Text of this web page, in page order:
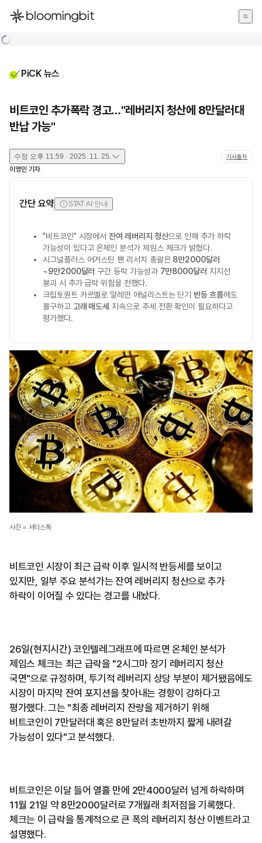
한국어
PiCK 뉴스
비트코인 추가폭락 경고…"레버리지 청산에 8만달러대
반납 가능"
수정 오후 11:59 · 2025. 11. 25. 기사출처
이영민 기자
간단 요약 STAT AI 안내
"비트코인" 시장에서잔여 레버리지 청산으로 인해 추가 하락
가능성이 있다고 온체인 분석가 제임스 체크가 밝혔다.
시그널플러스 어거스틴 팬 리서치 총괄은 8만2000달러
~9만2000달러 구간 등락 가능성과 7만8000달러 지지선
붕괴 시 추가 급락 위험을 전했다.
크립토퀀트 카르멜로 알레만 애널리스트는 단기 반등 흐름에도
불구하고 고래 매도세
지속으로 추세 전환 확인이 필요하다고
평가했다.
사진 = 셔터스톡
비트코인 시장이 최근 급락 이후 일시적 반등세를 보이고
있지만, 일부 주요 분석가는 잔여 레버리지 청산으로 추가
하락이 이어질 수 있다는 경고를 내놨다.
26일(현지시간) 코인텔레그래프에 따르면 온체인 분석가
제임스 체크는 최근 급락을 "2시그마 장기 레버리지 청산
국면"으로 규정하며, 투기적 레버리지 상당 부분이 제거됐음에도
시장이 마지막 잔여 포지션을 찾아내는 경향이 강하다고
평가했다. 그는 "최종 레버리지 잔량을 제거하기 위해
비트코인이 7만달러대 혹은 8만달러 초반까지 짧게 내려갈
가능성이 있다"고 분석했다.
비트코인은 이달 들어 열흘 만에 2만4000달러 넘게 하락하며
11월 21일 약 8만2000달러로 7개월래 최저점을 기록했다.
체크는 이 급락을 통계적으로 큰 폭의 레버리지 청산 이벤트라고
설명했다.